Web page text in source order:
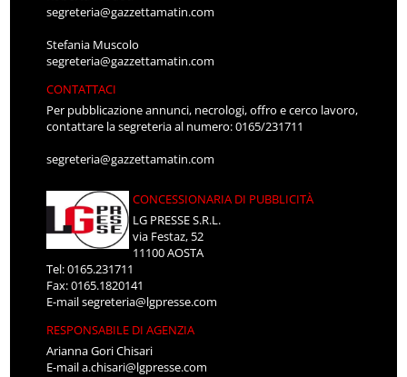
segreteria@gazzettamatin.com
Stefania Muscolo
segreteria@gazzettamatin.com
CONTATTACI
Per pubblicazione annunci, necrologi, offro e cerco lavoro,
contattare la segreteria al numero: 0165/231711
segreteria@gazzettamatin.com
CONCESSIONARIA DI PUBBLICITÀ
LG PRESSE S.R.L.
via Festaz, 52
11100 AOSTA
Tel: 0165.231711
Fax: 0165.1820141
E-mailsegreteria@lgpresse.com
RESPONSABILE DI AGENZIA
Arianna Gori Chisari
E-maila.chisari@lgpresse.com